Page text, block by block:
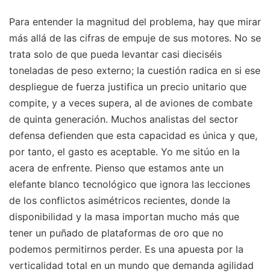
Para entender la magnitud del problema, hay que mirar
más allá de las cifras de empuje de sus motores. No se
trata solo de que pueda levantar casi dieciséis
toneladas de peso externo; la cuestión radica en si ese
despliegue de fuerza justifica un precio unitario que
compite, y a veces supera, al de aviones de combate
de quinta generación. Muchos analistas del sector
defensa defienden que esta capacidad es única y que,
por tanto, el gasto es aceptable. Yo me sitúo en la
acera de enfrente. Pienso que estamos ante un
elefante blanco tecnológico que ignora las lecciones
de los conflictos asimétricos recientes, donde la
disponibilidad y la masa importan mucho más que
tener un puñado de plataformas de oro que no
podemos permitirnos perder. Es una apuesta por la
verticalidad total en un mundo que demanda agilidad